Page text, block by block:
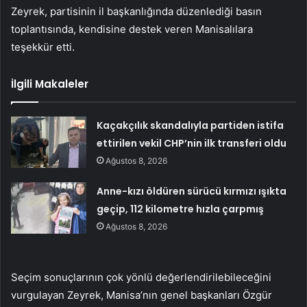
Zeyrek, partisinin il başkanlığında düzenlediği basın
toplantısında, kendisine destek veren Manisalılara
teşekkür etti.
İlgili Makaleler
Kaçakçılık skandalıyla partiden istifa
ettirilen vekil CHP’nin ilk transferi oldu
Ağustos 8, 2026
Anne-kızı öldüren sürücü kırmızı ışıkta
geçip, 112 kilometre hızla çarpmış
Ağustos 8, 2026
Seçim sonuçlarının çok yönlü değerlendirilebileceğini
vurgulayan Zeyrek, Manisa’nın genel başkanları Özgür